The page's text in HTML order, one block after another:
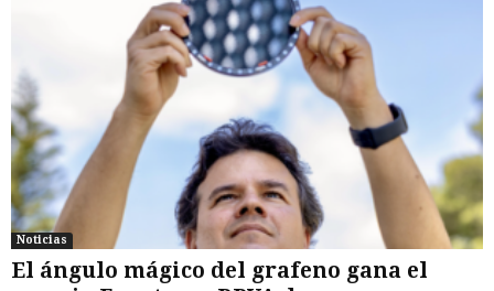
Noticias
El ángulo mágico del grafeno gana el